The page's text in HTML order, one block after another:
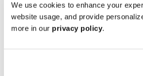
We use cookies to enhance your
website usage, and provide
more in our privacy policy.
Burgundy Kalbsleder
Gummisohle
350 EUR
Schwarzes
Ledersohle